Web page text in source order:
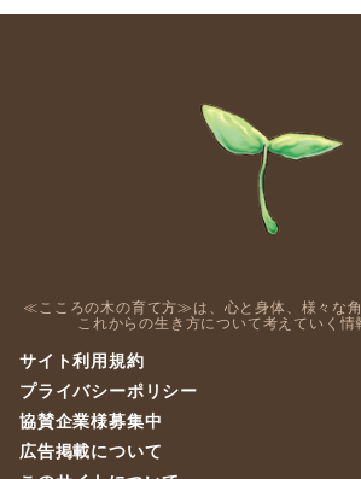
≪こころの木の育て方≫は、心と身体、様々な角
これからの生き方について考えていく情
サイト利用規約
プライバシーポリシー
協賛企業様募集中
広告掲載について